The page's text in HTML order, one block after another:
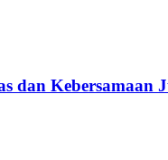
dan Kebersamaan